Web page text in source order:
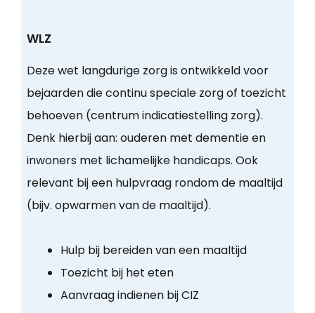
WLZ
Deze wet langdurige zorg is ontwikkeld voor
bejaarden die continu speciale zorg of toezicht
behoeven (centrum indicatiestelling zorg).
Denk hierbij aan: ouderen met dementie en
inwoners met lichamelijke handicaps. Ook
relevant bij een hulpvraag rondom de maaltijd
(bijv. opwarmen van de maaltijd).
Hulp bij bereiden van een maaltijd
Toezicht bij het eten
Aanvraag indienen bij CIZ